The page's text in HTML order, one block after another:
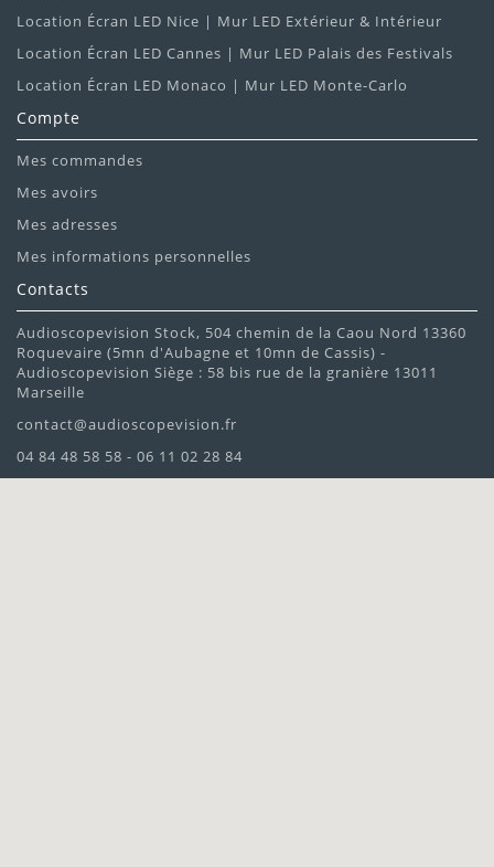
Location Écran LED Nice | Mur LED Extérieur & Intérieur
Location Écran LED Cannes | Mur LED Palais des Festivals
Location Écran LED Monaco | Mur LED Monte-Carlo
Compte
Mes commandes
Mes avoirs
Mes adresses
Mes informations personnelles
Contacts
Audioscopevision Stock, 504 chemin de la Caou Nord 13360
Roquevaire (5mn d'Aubagne et 10mn de Cassis) -
Audioscopevision Siège : 58 bis rue de la granière 13011
Marseille
contact@audioscopevision.fr
04 84 48 58 58 - 06 11 02 28 84